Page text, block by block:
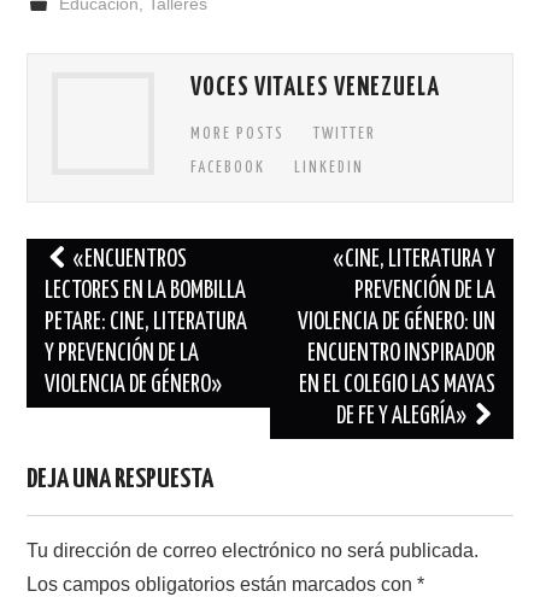
VOCES VITALES VENEZUELA
MORE POSTS
TWITTER
FACEBOOK
LINKEDIN
Navegación
de
entradas
«ENCUENTROS
LECTORES EN LA BOMBILLA
PETARE: CINE, LITERATURA
Y PREVENCIÓN DE LA
VIOLENCIA DE GÉNERO»
«CINE, LITERATURA Y
PREVENCIÓN DE LA
VIOLENCIA DE GÉNERO: UN
ENCUENTRO INSPIRADOR
EN EL COLEGIO LAS MAYAS
DE FE Y ALEGRÍA»
DEJA UNA RESPUESTA
Tu dirección de correo electrónico no será publicada.
Los campos obligatorios están marcados con*